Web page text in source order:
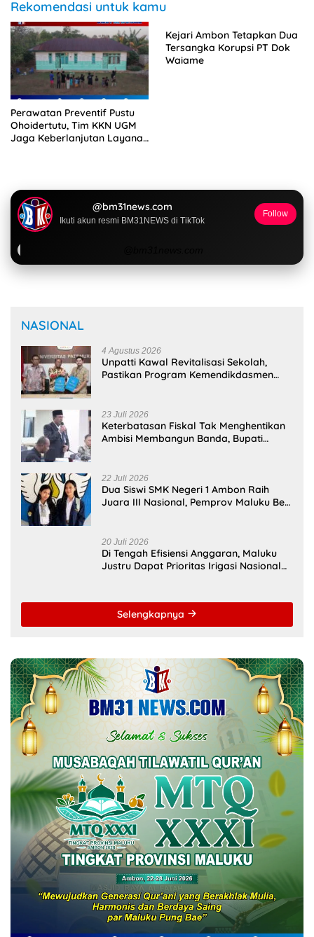
Ohoidertutu, Tim KKN UGM
Jaga Keberlanjutan Layanan
Kesehatan Desa
@bm31news.com
Ikuti akun resmi BM31NEWS di TikTok
Follow
@bm31news.com
Pastikan Program Kemendikdasmen
Tepat Sasaran
23 Juli 2026
Keterbatasan Fiskal Tak Menghentikan
Ambisi Membangun Banda, Bupati
Malteng Andalkan Kolaborasi
Multipendanaan
22 Juli 2026
Dua Siswi SMK Negeri 1 Ambon Raih
Juara III Nasional, Pemprov Maluku Beri
Apresiasi
20 Juli 2026
Di Tengah Efisiensi Anggaran, Maluku
Justru Dapat Prioritas Irigasi Nasional
untuk Wujudkan Kemandirian Pangan